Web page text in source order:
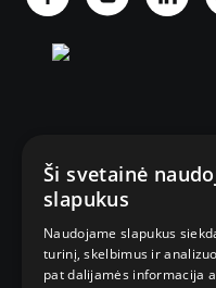
© 2025 Visos teisės
Ši svetainė
slapukus
Naudojame slapukus
turinį, skelbimus ir
pat dalijamės informacija